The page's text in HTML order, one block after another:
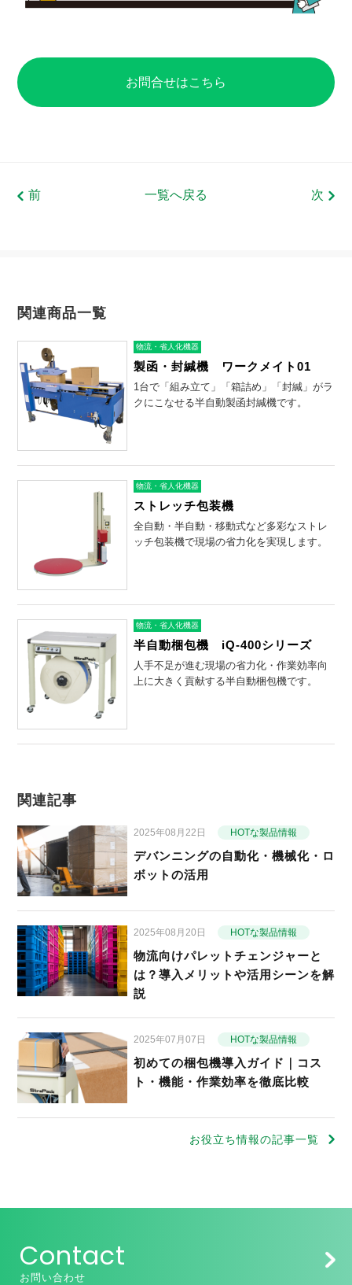
お問合せはこちら
前 一覧へ戻る 次
関連商品一覧
物流・省人化機器
製函・封緘機 ワークメイト01
1台で「組み立て」「箱詰め」「封緘」がラ
クにこなせる半自動製函封緘機です。
物流・省人化機器
ストレッチ包装機
全自動・半自動・移動式など多彩なストレ
ッチ包装機で現場の省力化を実現します。
物流・省人化機器
半自動梱包機 iQ-400シリーズ
人手不足が進む現場の省力化・作業効率向
上に大きく貢献する半自動梱包機です。
関連記事
2025年08月22日 HOTな製品情報
デバンニングの自動化・機械化・ロ
ボットの活用
2025年08月20日 HOTな製品情報
物流向けパレットチェンジャーと
は？導入メリットや活用シーンを解
説
2025年07月07日 HOTな製品情報
初めての梱包機導入ガイド｜コス
ト・機能・作業効率を徹底比較
お役立ち情報の記事一覧
Contact
お問い合わせ